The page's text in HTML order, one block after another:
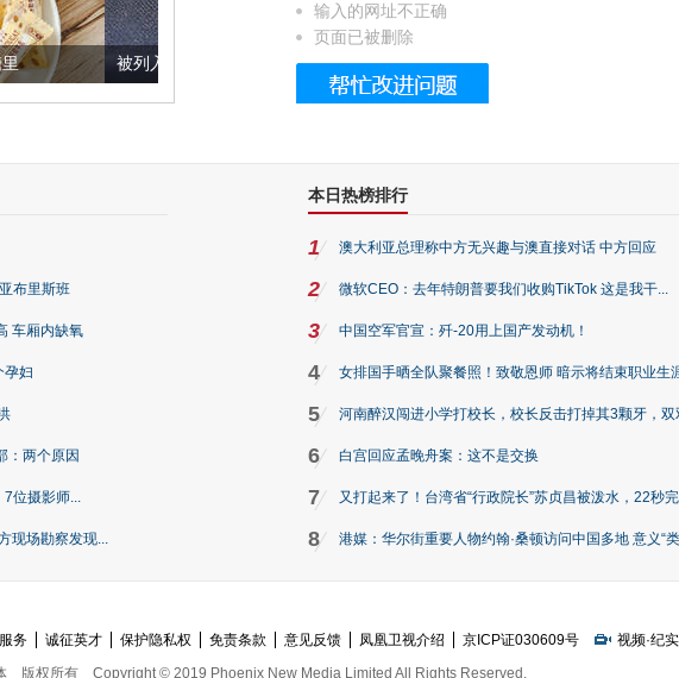
被列入佛家七宝的它到底有多美？
输入的网址不正确
页面已被删除
布里斯班
车厢内缺氧
孕妇
：两个原因
7位摄影师...
现场勘察发现...
本日热榜排行
1 澳大利亚总理称中方无兴趣与澳直接对话 中方回应
2 微软CEO：去年特朗普要我们收购TikTok 这是我干...
3 中国空军官宣：歼-20用上国产发动机！
4 女排国手晒全队聚餐照！致敬恩师 暗示将结束职业生
5 河南醉汉闯进小学打校长，校长反击打掉其3颗牙，双
6 白宫回应孟晚舟案：这不是交换
7 又打起来了！台湾省“行政院长”苏贞昌被泼水，22秒
8 港媒：华尔街重要人物约翰·桑顿访问中国多地 意义“
务 诚征英才 保护隐私权 免责条款 意见反馈 凤凰卫视介绍 京ICP证030609号 视频·纪实
版权所有 Copyright © 2019 Phoenix New Media Limited All Rights Reserved.